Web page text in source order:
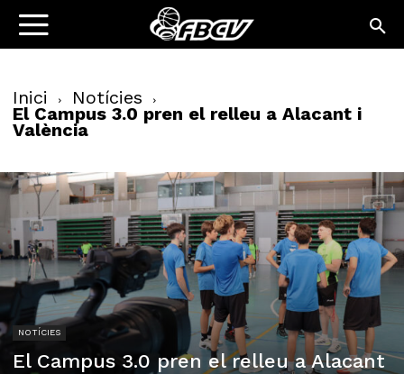
Inici Notícies
El Campus 3.0 pren el relleu a Alacant i
València
NOTÍCIES
El Campus 3.0 pren el relleu a Alacant